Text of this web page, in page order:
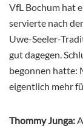
VfL Bochum hat
servierte nach
Uwe-Seeler-
gut dagegen.
begonnen hatte:
eigentlich mehr
Thommy Junga: